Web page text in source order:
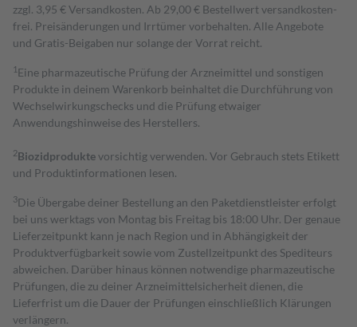
zzgl. 3,95 € Versandkosten. Ab 29,00 € Bestell­wert versand­kosten­
frei. Preisänderungen und Irrtümer vorbehalten. Alle Angebote
und Gratis-Beigaben nur solange der Vorrat reicht.
1 Eine pharmazeutische Prüfung der Arzneimittel und sonstigen
Produkte in deinem Warenkorb beinhaltet die Durchführung von
Wechselwirkungschecks und die Prüfung etwaiger
Anwendungshinweise des Herstellers.
2Biozidproduktevorsichtig verwenden. Vor Gebrauch stets Etikett
und Produktinformationen lesen.
3Die Übergabe deiner Bestellung an den Paketdienstleister erfolgt
bei uns werktags von Montag bis Freitag bis 18:00 Uhr. Der genaue
Lieferzeitpunkt kann je nach Region und in Abhängigkeit der
Produktverfügbarkeit sowie vom Zustellzeitpunkt des Spediteurs
abweichen. Darüber hinaus können notwendige pharmazeutische
Prüfungen, die zu deiner Arzneimittelsicherheit dienen, die
Lieferfrist um die Dauer der Prüfungen einschließlich Klärungen
verlängern.